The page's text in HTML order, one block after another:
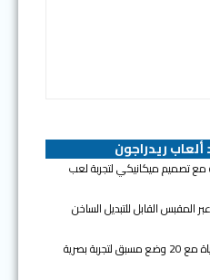
ريدراجون
تصميم ميكانيكي لتجربة لعب
المقبس القابل للتبديل الساخن
تتميز بإضاءة RGB نابضة بالحياة مع 20 وضع مسبق لتجربة بصرية